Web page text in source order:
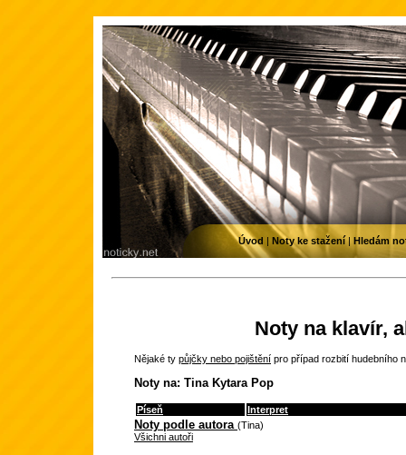
Noty na klavír,
Nějaké ty půjčky nebo pojištění pro případ rozbití hudebního
Noty na: Tina Kytara Pop
Píseň Interpret
Noty podle autora (Tina)
Všichni autoři
Úvod | Noty ke stažení| Hledám